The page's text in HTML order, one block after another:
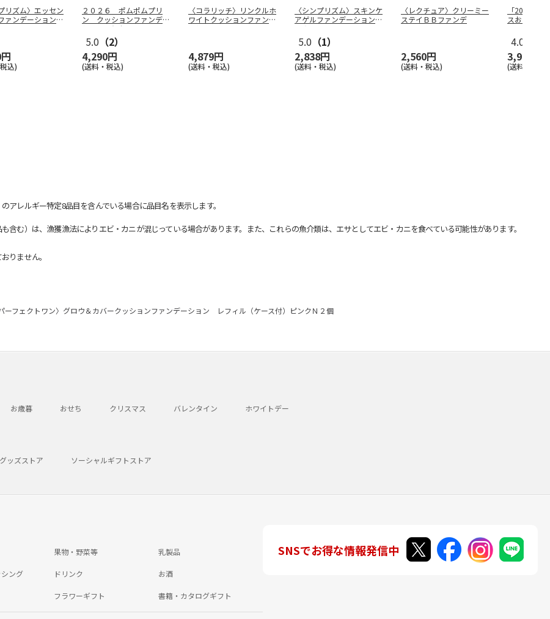
リズム〉エッセン
ァンデーション
込)
２０２６ ポムポムプリ
ン クッションファンデー
ション３個セ
5.0 （2）
4,290円
(送料・税込)
〈コラリッチ〉リンクルホ
ワイトクッションファンデ
4,879円
(送料・税込)
〈シンプリズム〉スキンケ
アゲルファンデーション
5.0 （1）
2,838円
(送料・税込)
〈レクチュア〉クリーミー
ステイＢＢファンデ
2,560円
(送料・税込)
「20点以
スおたすけ
4.0
3,980円
(送料・税込)
レルギー特定8品目を含んでいる場合に品目名を表示します。
む）は、漁獲漁法によりエビ・カニが混じっている場合があります。また、これらの魚介類は、エサとしてエビ・カニを食べている可能性があります。
りません。
パーフェクトワン〉グロウ＆カバークッションファンデーション レフィル（ケース付）ピンクＮ２個
お歳暮 おせち クリスマス バレンタイン ホワイトデー
グッズストア ソーシャルギフトストア
果物・野菜等 乳製品
ング ドリンク お酒
フラワーギフト 書籍・カタログギフト
SNSでお得な情報発信中